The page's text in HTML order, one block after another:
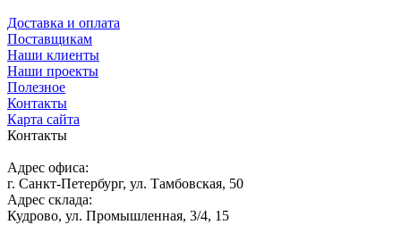
Доставка и оплата
Поставщикам
Наши клиенты
Наши проекты
Полезное
Контакты
Карта сайта
Контакты
Адрес офиса:
г. Санкт-Петербург, ул. Тамбовская, 50
Адрес склада:
Кудрово, ул. Промышленная, 3/4, 15